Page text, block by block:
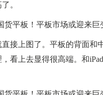
。
接上图了。平板的背面和
看上去显得很高端。和